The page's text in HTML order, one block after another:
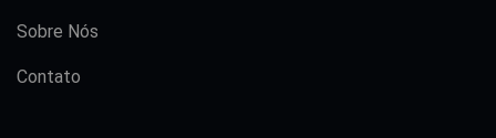
Sobre Nós
Contato